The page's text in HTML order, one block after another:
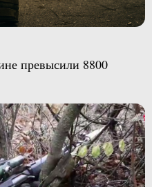
превысили 8800